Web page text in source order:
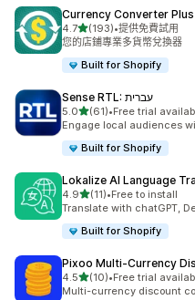
Currency Converter Plus
4.7滿分 5 顆星
(193)
共有 193 則評價
•提供免費試用
您的店鋪專業多貨幣兌換器
Built for Shopify
Sense RTL: עברית
5.0滿分 5 顆星
(61)
共有 61 則評價
•Free trial
Engage local audiences
Built for Shopify
Lokalize AI Language
4.9滿分 5 顆星
(11)
共有 11 則評價
•Free to install
Translate with chatGPT,
Built for Shopify
Pixoo Multi‑Currency
4.5滿分 5 顆星
(10)
共有 10 則評價
•Free trial
Multi-currency discount